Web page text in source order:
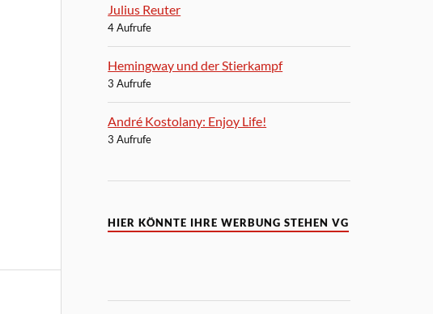
Julius Reuter
4 Aufrufe
Hemingway und der Stierkampf
3 Aufrufe
André Kostolany: Enjoy Life!
3 Aufrufe
HIER KÖNNTE IHRE WERBUNG STEHEN VG